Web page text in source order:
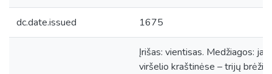
dc.date.issued 1675
Įrišas: vientisas. Medžiagos:
viršelio kraštinėse – trijų